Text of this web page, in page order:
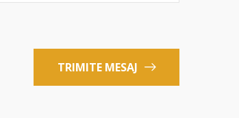
TRIMITE MESAJ